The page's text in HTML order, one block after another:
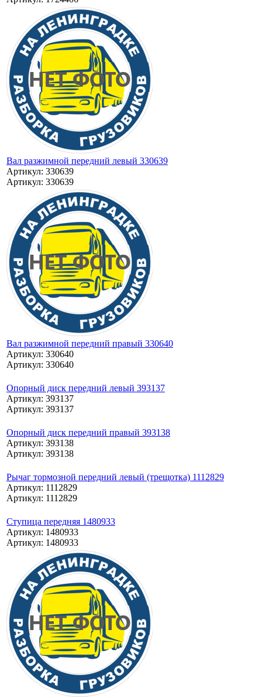
Вал разжимной передний левый 330639
Артикул: 330639
Артикул: 330639
Вал разжимной передний правый 330640
Артикул: 330640
Артикул: 330640
Опорный диск передний левый 393137
Артикул: 393137
Артикул: 393137
Опорный диск передний правый 393138
Артикул: 393138
Артикул: 393138
Рычаг тормозной передний левый (трещотка) 1112829
Артикул: 1112829
Артикул: 1112829
Ступица передняя 1480933
Артикул: 1480933
Артикул: 1480933